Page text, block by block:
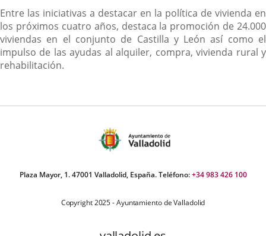
Entre las iniciativas a destacar en la política de vivienda en
los próximos cuatro años, destaca la promoción de 24.000
viviendas en el conjunto de Castilla y León así como el
impulso de las ayudas al alquiler, compra, vivienda rural y
rehabilitación.
Plaza Mayor, 1. 47001 Valladolid, España. Teléfono:+34 983 426 100
Copyright 2025 - Ayuntamiento de Valladolid